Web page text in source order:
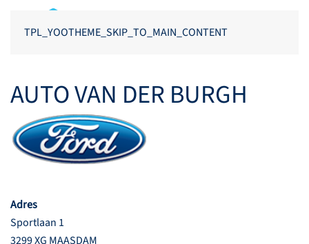
TPL_YOOTHEME_SKIP_TO_MAIN_CONTENT
AUTO VAN DER BURGH
Adres
Sportlaan 1
3299 XG MAASDAM